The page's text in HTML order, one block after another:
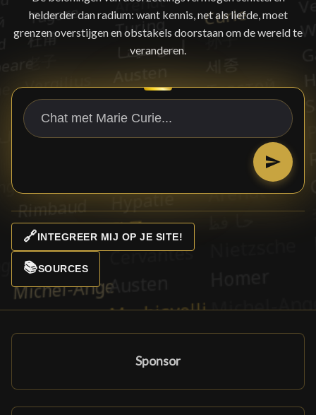
helderder dan radium: want kennis, net als liefde, moet
grenzen overstijgen en obstakels doorstaan om de wereld te
veranderen.
🔗INTEGREER MIJ OP JE SITE!
📚SOURCES
Sponsor